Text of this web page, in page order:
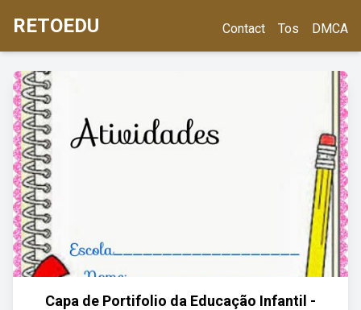
RETOEDU Contact Tos DMCA
Capa de Portifolio da Educação Infantil -